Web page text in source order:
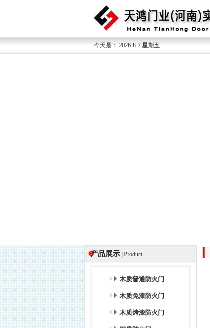
今天是： 2026-8-7 星期五
产品展示 | Product
木质普通防火门
木质免漆防火门
木质烤漆防火门